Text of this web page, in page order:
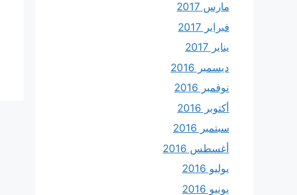
مارس 2017
فبراير 2017
يناير 2017
ديسمبر 2016
نوفمبر 2016
أكتوبر 2016
سبتمبر 2016
أغسطس 2016
يوليو 2016
يونيو 2016